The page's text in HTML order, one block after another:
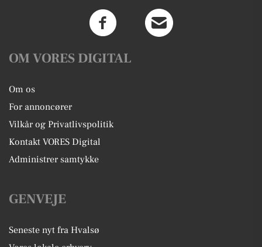
OM VORES DIGITAL
Om os
For annoncører
Vilkår og Privatlivspolitik
Kontakt VORES Digital
Administrer samtykke
GENVEJE
Seneste nyt fra Hvalsø